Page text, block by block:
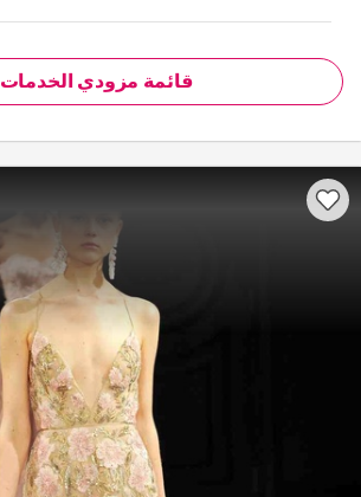
قائمة مزودي الخدمات